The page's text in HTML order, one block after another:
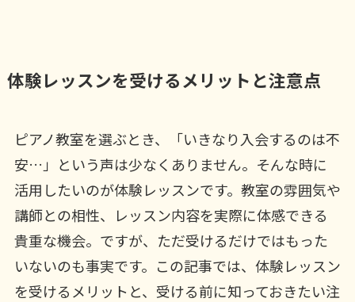
体験レッスンを受けるメリットと注意点
ピアノ教室を選ぶとき、「いきなり入会するのは不
安…」という声は少なくありません。そんな時に
活用したいのが体験レッスンです。教室の雰囲気や
講師との相性、レッスン内容を実際に体感できる
貴重な機会。ですが、ただ受けるだけではもった
いないのも事実です。この記事では、体験レッスン
を受けるメリットと、受ける前に知っておきたい注